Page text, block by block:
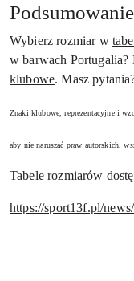
Podsumowanie
Wybierz rozmiar w
w barwach Portugalia?
klubowe. Masz
Znaki klubowe, reprezentacyjne i
aby nie naruszać praw autorskich,
Tabele rozmiarów
https://sport13f.pl/